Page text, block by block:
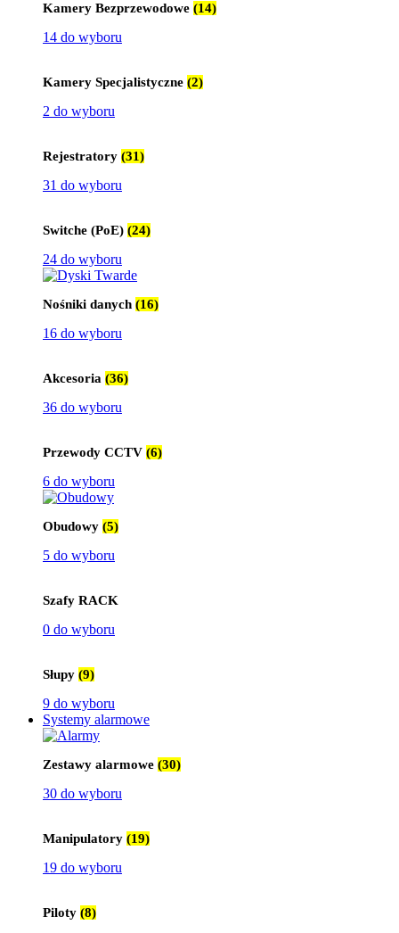
Kamery Bezprzewodowe (14)
14 do wyboru
Kamery Specjalistyczne (2)
2 do wyboru
Rejestratory (31)
31 do wyboru
Switche (PoE) (24)
24 do wyboru
Nośniki danych (16)
16 do wyboru
Akcesoria (36)
36 do wyboru
Przewody CCTV (6)
6 do wyboru
Obudowy (5)
5 do wyboru
Szafy RACK
0 do wyboru
Słupy (9)
9 do wyboru
Systemy alarmowe
Zestawy alarmowe (30)
30 do wyboru
Manipulatory (19)
19 do wyboru
Piloty (8)